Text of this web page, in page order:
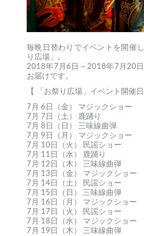
毎晩日替わりでイベントを開催
り広場」。
2018年7月6日～2018年7月20
お届けです。
【 「お祭り広場」イベント開催日
7月 6日（金） マジックショー
7月 7日（土） 鹿踊り
7月 8日（日） 三味線曲弾
7月 9日（月） マジックショー
7月 10日（火） 民謡ショー
7月 11日（水） 鹿踊り
7月 12日（木） 三味線曲弾
7月 13日（金） マジックショー
7月 14日（土） 民謡ショー
7月 15日（日） 三味線曲弾
7月 16日（月） マジックショー
7月 17日（火） 民謡ショー
7月 18日（水） マジックショー
7月 19日（木） 三味線曲弾